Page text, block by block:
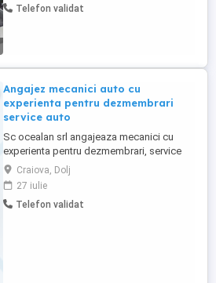
Telefon validat
Angajez mecanici auto cu
experienta pentru dezmembrari
service auto
Sc ocealan srl angajeaza mecanici cu
experienta pentru dezmembrari, service
auto. Program luni-vineri, 2 sâmbete pe
luna se lucreaza, posibilitate cazare.
Detalii telefonic
Craiova, Dolj
27 iulie
Telefon validat